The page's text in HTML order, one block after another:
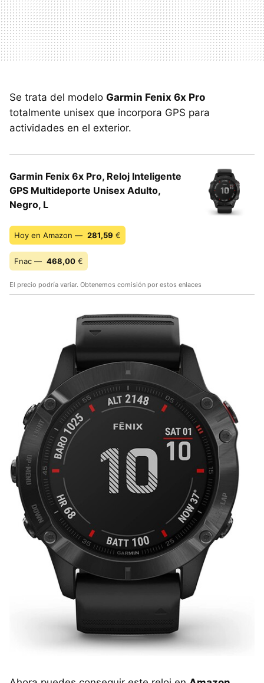
Se trata del modelo Garmin Fenix 6x Pro
totalmente unisex que incorpora GPS para
actividades en el exterior.
Garmin Fenix 6x Pro, Reloj Inteligente
GPS Multideporte Unisex Adulto,
Negro, L
Hoy en Amazon — 281,59 €
Fnac — 468,00 €
El precio podría variar. Obtenemos comisión por estos enlaces